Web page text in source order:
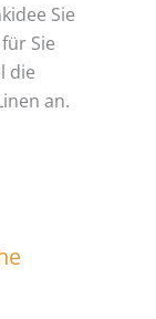
Sie
Sie
die
an.